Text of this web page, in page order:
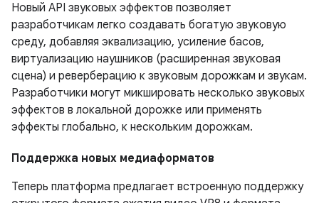
Новый API звуковых эффектов позволяет
разработчикам легко создавать богатую звуковую
среду, добавляя эквализацию, усиление басов,
виртуализацию наушников (расширенная звуковая
сцена) и реверберацию к звуковым дорожкам и звукам.
Разработчики могут микшировать несколько звуковых
эффектов в локальной дорожке или применять
эффекты глобально, к нескольким дорожкам.
Поддержка новых медиаформатов
Теперь платформа предлагает встроенную поддержку